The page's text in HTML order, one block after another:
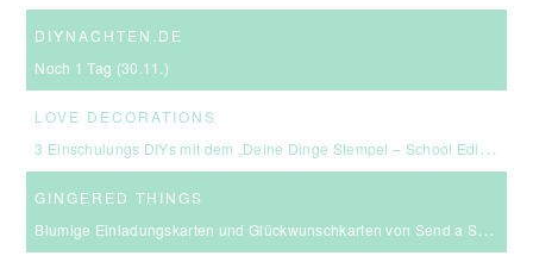
DIYNACHTEN.DE
Noch 1 Tag (30.11.)
LOVE DECORATIONS
3 Einschulungs DIYs mit dem „Deine Dinge Stempel – School Edition“ #BackToSchool + Gewinnspiel
GINGERED THINGS
Blumige Einladungskarten und Glückwunschkarten von Send a Smile